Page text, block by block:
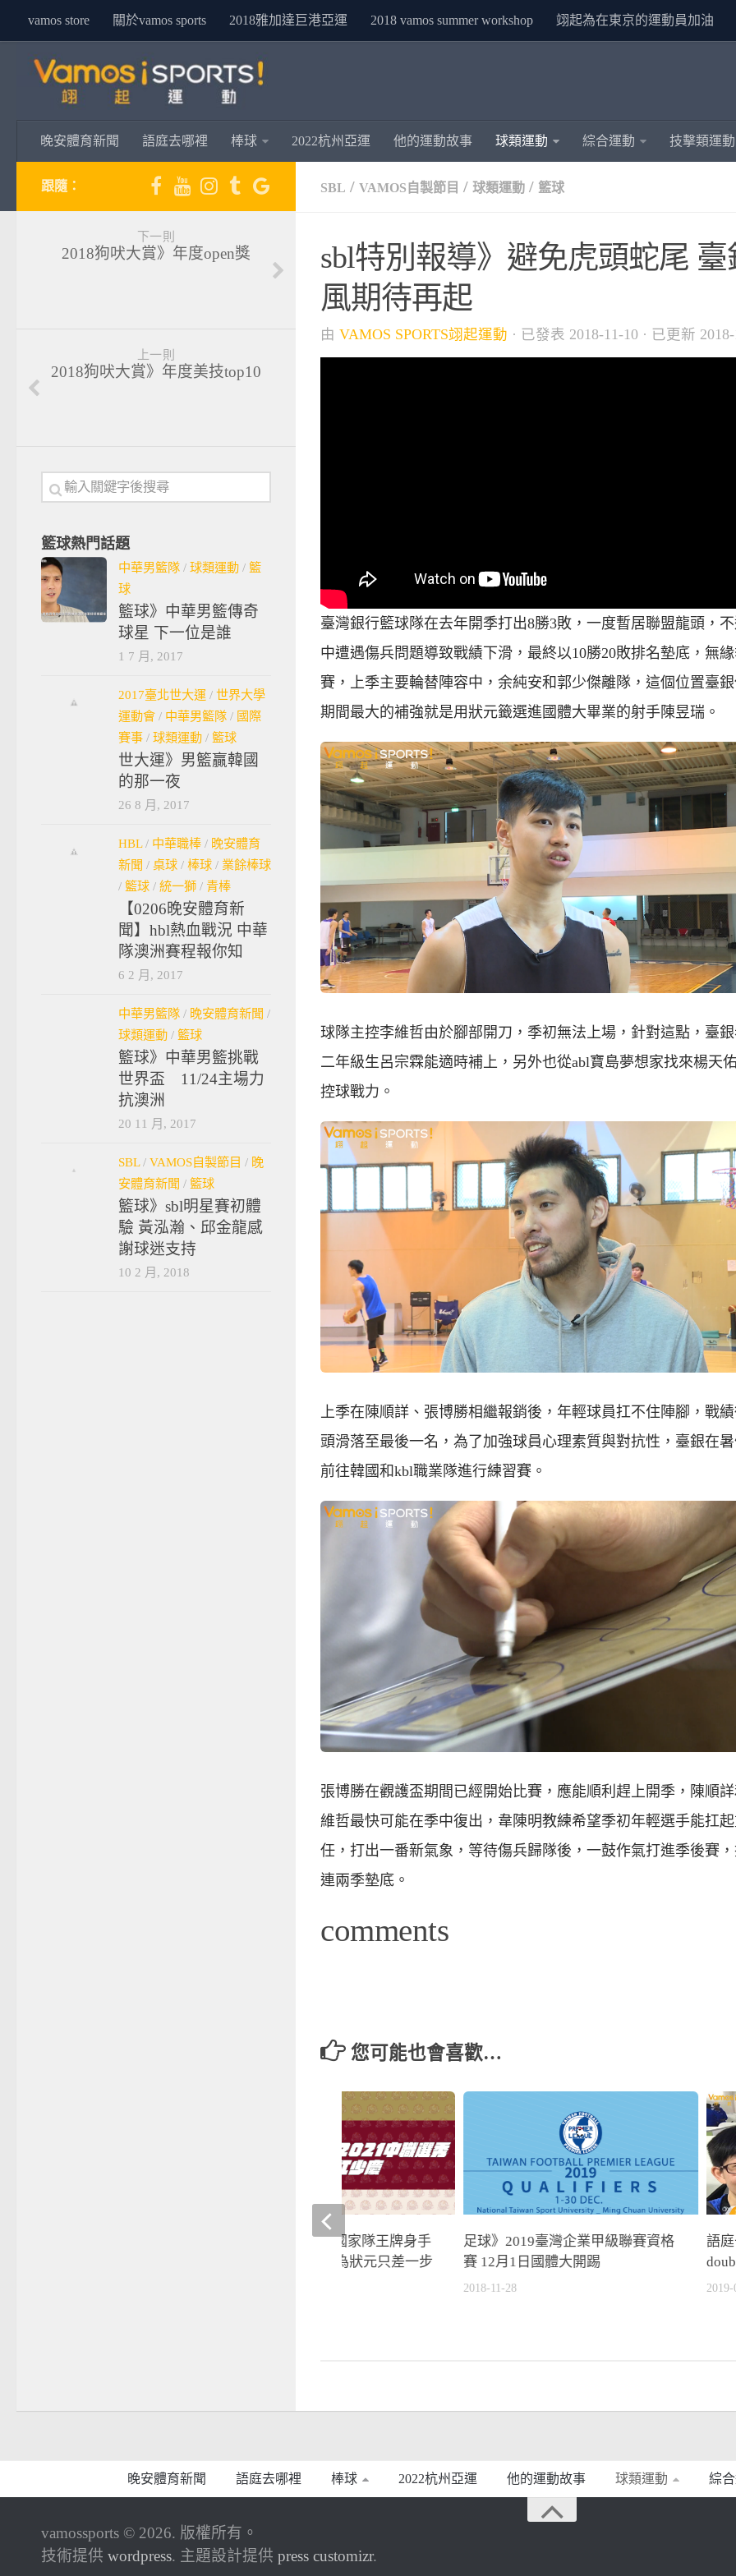
vamos store 關於vamos sports 2018雅加達巨港亞運 2018 vamos summer workshop 翊起為在東京的運動員加油
晚安體育新聞 語庭去哪裡 棒球 2022杭州亞運 他的運動故事 球類運動 綜合運動 技擊類運動
SBL / VAMOS自製節目 / 球類運動 / 籃球
sbl特別報導》避免虎頭蛇尾
風期待再起
由 VAMOS SPORTS翊起運動 · 已發表 2018-11-10 · 已更新
臺灣銀行籃球隊在去年開季打出8勝3敗，一度暫居聯盟龍頭，
中遭遇傷兵問題導致戰績下滑，最終以10勝20敗排名墊底，無
賽，上季主要輪替陣容中，余純安和郭少傑離隊，這個位置臺
期間最大的補強就是用狀元籤選進國體大畢業的射手陳昱瑞。
球隊主控李維哲由於腳部開刀，季初無法上場，針對這點，臺
二年級生呂宗霖能適時補上，另外也從abl寶島夢想家找來楊天
控球戰力。
上季在陳順詳、張博勝相繼報銷後，年輕球員扛不住陣腳，戰
頭滑落至最後一名，為了加強球員心理素質與對抗性，臺銀在
前往韓國和kbl職業隊進行練習賽。
張博勝在觀護盃期間已經開始比賽，應能順利趕上開季，陳順
維哲最快可能在季中復出，韋陳明教練希望季初年輕選手能扛
任，打出一番新氣象，等待傷兵歸隊後，一鼓作氣打進季後賽
連兩季墊底。
comments
您可能也會喜歡…
足球》2019臺灣企業甲級聯賽資格
賽 12月1日國體大開踢
2018-11-28
語
2019-
2021選秀點將錄》國家隊王牌身手
挑戰中職 江少慶成為狀元只差一步
跟隨：
下一則
2018狗吠大賞》年度open獎
上一則
2018狗吠大賞》年度美技top10
籃球熱門話題
中華男籃隊 / 球類運動 / 籃
球
籃球》中華男籃傳奇
球星 下一位是誰
1 7 月, 2017
2017臺北世大運 / 世界大學
運動會 / 中華男籃隊 / 國際
賽事 / 球類運動 / 籃球
世大運》男籃贏韓國
的那一夜
26 8 月, 2017
HBL/ 中華職棒 / 晚安體育
新聞 / 桌球 / 棒球 / 業餘棒球
/ 籃球 / 統一獅 / 青棒
【0206晚安體育新
聞】hbl熱血戰況 中華
隊澳洲賽程報你知
6 2 月, 2017
中華男籃隊 / 晚安體育新聞 /
球類運動 / 籃球
籃球》中華男籃挑戰
世界盃 11/24主場力
抗澳洲
20 11 月, 2017
SBL/ VAMOS自製節目 / 晚
安體育新聞 / 籃球
籃球》sbl明星賽初體
驗 黃泓瀚、邱金龍感
謝球迷支持
10 2 月, 2018
晚安體育新聞 語庭去哪裡 棒球 2022杭州亞運 他的運動故事 球類運動 綜
vamossports © 2026. 版權所有。
技術提供 wordpress. 主題設計提供 press customizr.